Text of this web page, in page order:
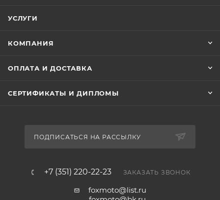
УСЛУГИ
КОМПАНИЯ
ОПЛАТА И ДОСТАВКА
СЕРТИФИКАТЫ И ДИПЛОМЫ
ПОДПИСАТЬСЯ НА РАССЫЛКУ
+7 (351) 220-22-23 ЗАКАЗАТЬ ЗВОНОК
foxmoto@list.ru